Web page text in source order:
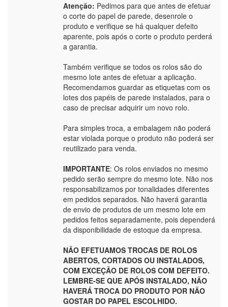
Atenção: Pedimos para que antes de efetuar
o corte do papel de parede, desenrole o
produto e verifique se há qualquer defeito
aparente, pois após o corte o produto perderá
a garantia.
Também verifique se todos os rolos são do
mesmo lote antes de efetuar a aplicação.
Recomendamos guardar as etiquetas com os
lotes dos papéis de parede instalados, para o
caso de precisar adquirir um novo rolo.
Para simples troca, a embalagem não poderá
estar violada porque o produto não poderá ser
reutilizado para venda.
IMPORTANTE: Os rolos enviados no mesmo
pedido serão sempre do mesmo lote. Não nos
responsabilizamos por tonalidades diferentes
em pedidos separados. Não haverá garantia
de envio de produtos de um mesmo lote em
pedidos feitos separadamente, pois dependerá
da disponibilidade de estoque da empresa.
NÃO EFETUAMOS TROCAS DE ROLOS
ABERTOS, CORTADOS OU INSTALADOS,
COM EXCEÇÃO DE ROLOS COM DEFEITO.
LEMBRE-SE QUE APÓS INSTALADO, NÃO
HAVERÁ TROCA DO PRODUTO POR NÃO
GOSTAR DO PAPEL ESCOLHIDO.